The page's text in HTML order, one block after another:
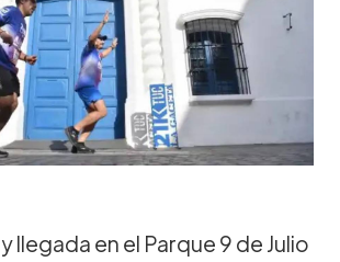
llegada en el Parque 9 de Julio